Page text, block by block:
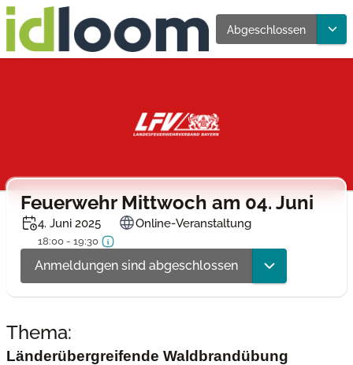
Abgeschlossen
Feuerwehr Mittwoch am 04. Juni
4. Juni 2025
18:00 - 19:30
Online-Veranstaltung
Anmeldungen sind abgeschlossen
Thema:
Länderübergreifende Waldbrandübung